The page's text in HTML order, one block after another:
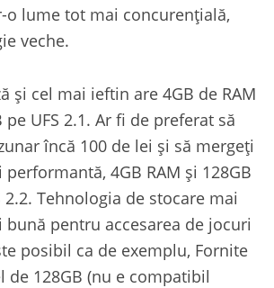
o lume tot mai concurențială,
veche.
și cel mai ieftin are 4GB de RAM
pe UFS 2.1. Ar fi de preferat să
încă 100 de lei și să mergeți
4GB RAM și 128GB
2.2. Tehnologia de stocare mai
bună pentru accesarea de jocuri
posibil ca de exemplu, Fornite
de 128GB (nu e compatibil